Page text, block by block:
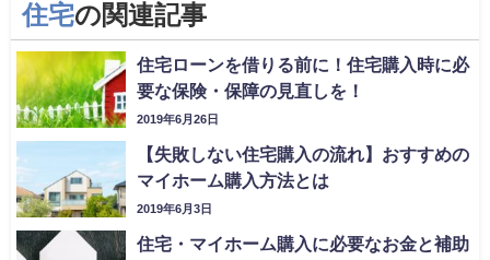
住宅の関連記事
住宅ローンを借りる前に！住宅購入時に必
要な保険・保障の見直しを！
2019年6月26日
【失敗しない住宅購入の流れ】おすすめの
マイホーム購入方法とは
2019年6月3日
住宅・マイホーム購入に必要なお金と補助